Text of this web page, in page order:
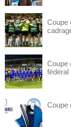
Coupe
Coupe
fédéral
Coupe